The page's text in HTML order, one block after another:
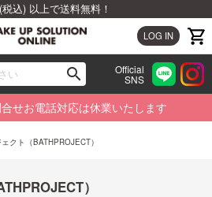
税込) 以上で送料無料！
LOG IN
search Official
SNS
せお電話対応は休業いたします
クト（BATHPROJECT）
）